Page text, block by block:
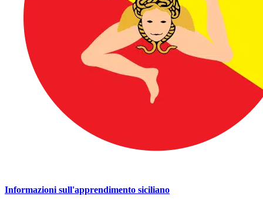
Informazioni sull'apprendimento siciliano